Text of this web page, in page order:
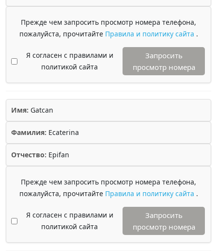
Прежде чем запросить просмотр номера телефона,
пожалуйста, прочитайте Правила и политику сайта .
Я согласен с правилами и
политикой сайта
Запросить
просмотр номера
Имя: Gatcan
Фамилия: Ecaterina
Отчество: Epifan
Прежде чем запросить просмотр номера телефона,
пожалуйста, прочитайте Правила и политику сайта .
Я согласен с правилами и
политикой сайта
Запросить
просмотр номера